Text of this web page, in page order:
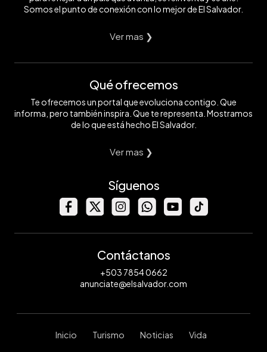
Somos el punto de conexión con lo mejor de El Salvador.
Ver mas ❯
Qué ofrecemos
Te ofrecemos un portal que evoluciona contigo. Que
informa, pero también inspira. Que te representa. Mostramos
de lo que está hecho El Salvador.
Ver mas ❯
Síguenos
Contáctanos
+503 7854 0662
anunciate@elsalvador.com
Inicio Turismo Noticias Vida